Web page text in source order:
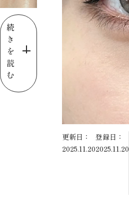
続
き
を
読
む
更新日：
2025.11.20
登録日：
2025.11.20